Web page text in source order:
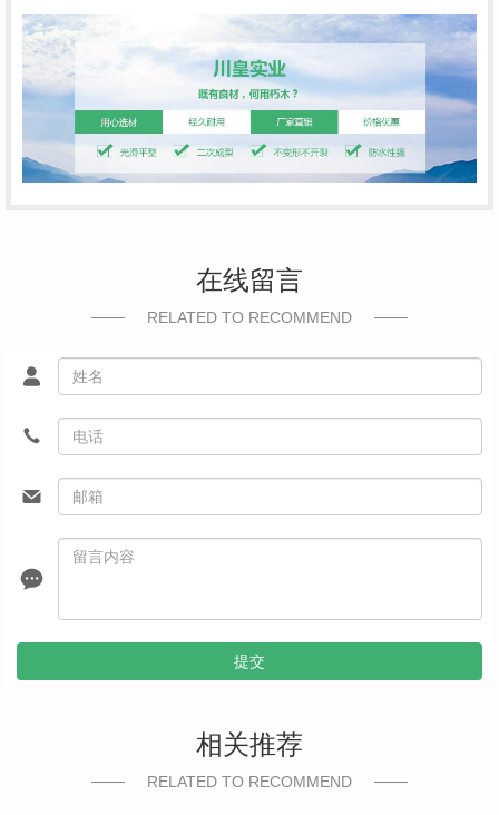
在线留言
RELATED TO RECOMMEND
提交
相关推荐
RELATED TO RECOMMEND